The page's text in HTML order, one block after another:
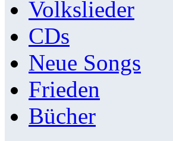
Volkslieder
CDs
Neue Songs
Frieden
Bücher